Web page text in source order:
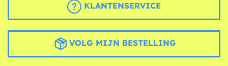
KLANTENSERVICE
VOLG MIJN BESTELLING